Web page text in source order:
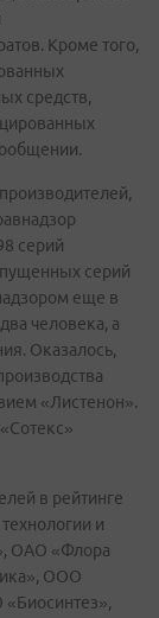
Кроме того,
средств,
серий
серий
еще в
человека, а
Оказалось,
«Листенон».
в рейтинге
и
ОАО «Флора
ООО